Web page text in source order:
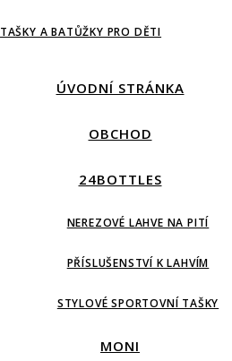
TAŠKY A BATŮŽKY PRO DĚTI
ÚVODNÍ STRÁNKA
OBCHOD
24BOTTLES
NEREZOVÉ LAHVE NA PITÍ
PŘÍSLUŠENSTVÍ K LAHVÍM
STYLOVÉ SPORTOVNÍ TAŠKY
MONI